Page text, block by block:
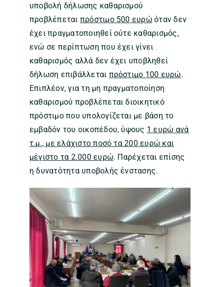
υποβολή δήλωσης καθαρισμού
προβλέπεται πρόστιμο 500 ευρώόταν δεν
έχει πραγματοποιηθεί ούτε καθαρισμός,
ενώ σε περίπτωση που έχει γίνει
καθαρισμός αλλά δεν έχει υποβληθεί
δήλωση επιβάλλεται πρόστιμο 100 ευρώ.
Επιπλέον, για τη μη πραγματοποίηση
καθαρισμού προβλέπεται διοικητικό
πρόστιμο που υπολογίζεται με βάση το
εμβαδόν του οικοπέδου, ύψους 1 ευρώ ανά
τ.μ., με ελάχιστο ποσό τα 200 ευρώ και
μέγιστο τα 2.000 ευρώ. Παρέχεται επίσης
η δυνατότητα υποβολής ένστασης.